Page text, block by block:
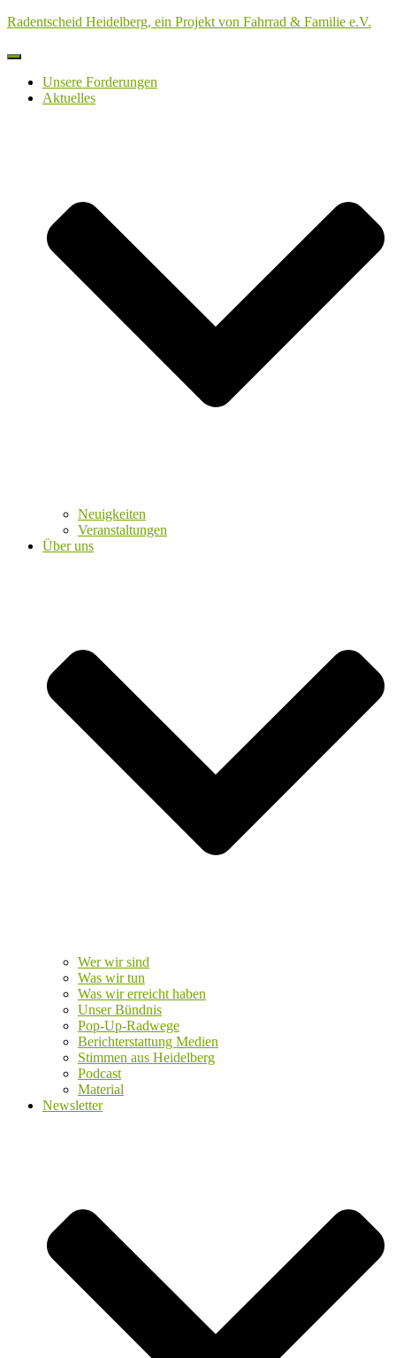
Radentscheid Heidelberg, ein Projekt von Fahrrad & Familie e.V.
Navigation
umschaltenUnsere Forderungen
Aktuelles
Neuigkeiten
Veranstaltungen
Über uns
Wer wir sind
Was wir tun
Was wir erreicht haben
Unser Bündnis
Pop-Up-Radwege
Berichterstattung Medien
Stimmen aus Heidelberg
Podcast
Material
Newsletter